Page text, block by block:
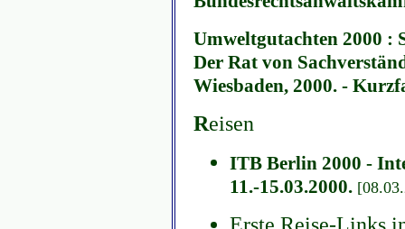
Umweltgutachten 2000 :
Der Rat von
Wiesbaden, 2000. -
Reisen
ITB Berlin 2000 -
11.-15.03.2000.
Erste Reise-Links